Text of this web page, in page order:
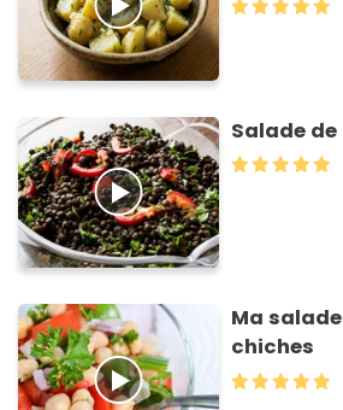
Salade
Ma
chiches